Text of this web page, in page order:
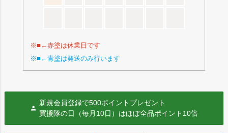
※■←赤塗は休業日です
※■←青塗は発送のみ行います
新規会員登録で500ポイントプレゼント
買援隊の日（毎月10日）はほぼ全品ポイント10倍